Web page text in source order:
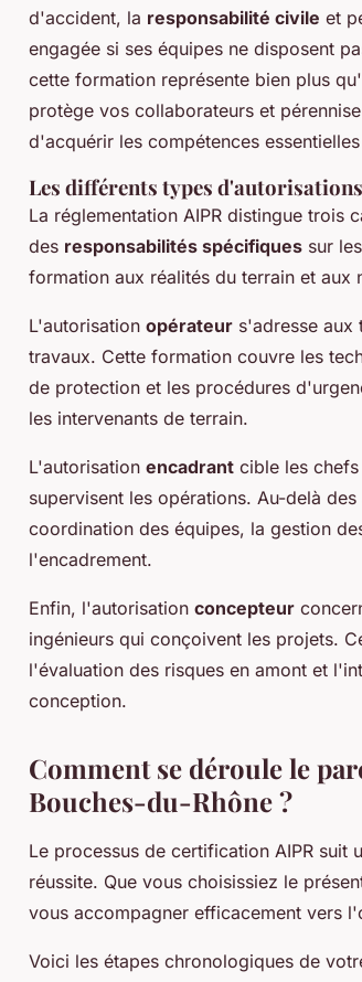
d'accident, la responsabilité civile et
engagée si ses équipes ne disposent
cette formation représente bien plus
protège vos collaborateurs et
d'acquérir les compétences
Les différents types
La réglementation AIPR distingue trois
des responsabilités spécifiques sur
formation aux réalités du terrain et aux
L'autorisation opérateur s'adresse aux
travaux. Cette formation couvre les
de protection et les procédures
les intervenants de terrain.
L'autorisation encadrant cible les
supervisent les opérations. Au-delà
coordination des équipes, la gestion
l'encadrement.
Enfin, l'autorisation concepteur
ingénieurs qui conçoivent les projets.
l'évaluation des risques en amont et
conception.
Comment se déroule le
Bouches-du-Rhône ?
Le processus de certification AIPR suit
réussite. Que vous choisissiez le
vous accompagner efficacement vers
Voici les étapes chronologiques de